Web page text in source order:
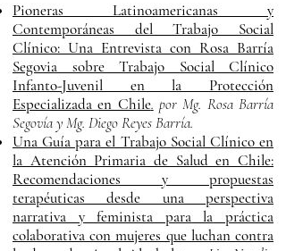
Pioneras Latinoamericanas y
Contemporáneas del Trabajo Social
Clínico: Una Entrevista con Rosa Barría
Segovia sobre Trabajo Social Clínico
Infanto-Juvenil en la Protección
Especializada en Chile. por Mg. Rosa Barría
Segovía y Mg. Diego Reyes Barría.
Una Guía para el Trabajo Social Clínico en
la Atención Primaria de Salud en Chile:
Recomendaciones y propuestas
terapéuticas desde una perspectiva
narrativa y feminista para la práctica
colaborativa con mujeres que luchan contra